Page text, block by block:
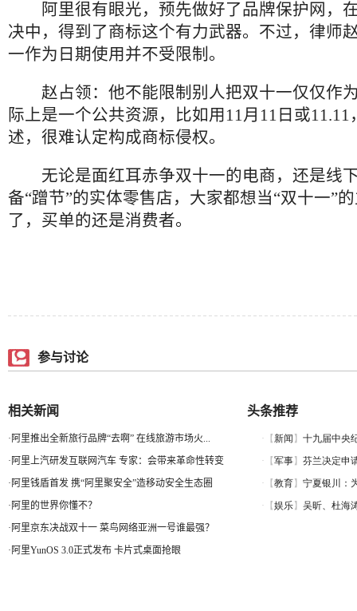
阿里很有眼光，预先做好了品牌保护网，
决中，得到了商标这个有力武器。不过，律师
一作为日期使用并不受限制。
赵占领：他不能限制别人把双十一仅仅作
际上是一个公共资源，比如用11月11日或11.11
述，很难认定构成商标侵权。
无论是面红耳赤争双十一的电商，还是线
备“蹭节”的实体零售店，大家都想当“双十一”
了，买单的还是消费者。
参与讨论
相关新闻
· 阿里推出全新旅行品牌“去啊” 在线旅游市场火...
· 阿里上汽研发互联网汽车 专家：会带来革命性转变
· 阿里钱盾首发 携“阿里聚安全”造移动安全生态圈
· 阿里的世界你懂不？
· 阿里京东决战双十一 菜鸟网络亚洲一号谁最强？
· 阿里YunOS 3.0正式发布 卡片式桌面抢眼
头条推荐